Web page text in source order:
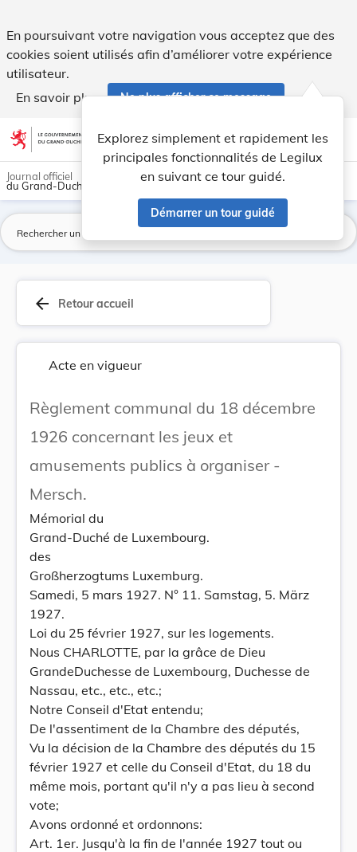
En poursuivant votre navigation vous acceptez que des
cookies soient utilisés afin d’améliorer votre expérience
utilisateur.
En savoir plus
Ne plus afficher ce message
Aller au contenu account_circle help Aide
Explorez simplement et rapidement les
principales fonctionnalités de Legilux
en suivant ce tour guidé.
Démarrer un tour guidé
light_mode dark_mode
Journal officiel
du Grand-Duché de Luxembourg
arrow_back Retour accueil
Acte en vigueur
Règlement communal du 18 décembre
1926 concernant les jeux et
amusements publics à organiser -
Mersch.
Mémorial du
Grand-Duché de Luxembourg.
des
Großherzogtums Luxemburg.
Samedi, 5 mars 1927. N° 11. Samstag, 5. März
1927.
Loi du 25 février 1927, sur les logements.
Nous CHARLOTTE, par la grâce de Dieu
GrandeDuchesse de Luxembourg, Duchesse de
Nassau, etc., etc., etc.;
Notre Conseil d'Etat entendu;
De l'assentiment de la Chambre des députés,
Vu la décision de la Chambre des députés du 15
février 1927 et celle du Conseil d'Etat, du 18 du
même mois, portant qu'il n'y a pas lieu à second
vote;
Avons ordonné et ordonnons:
Art. 1er. Jusqu'à la fin de l'année 1927 tout ou